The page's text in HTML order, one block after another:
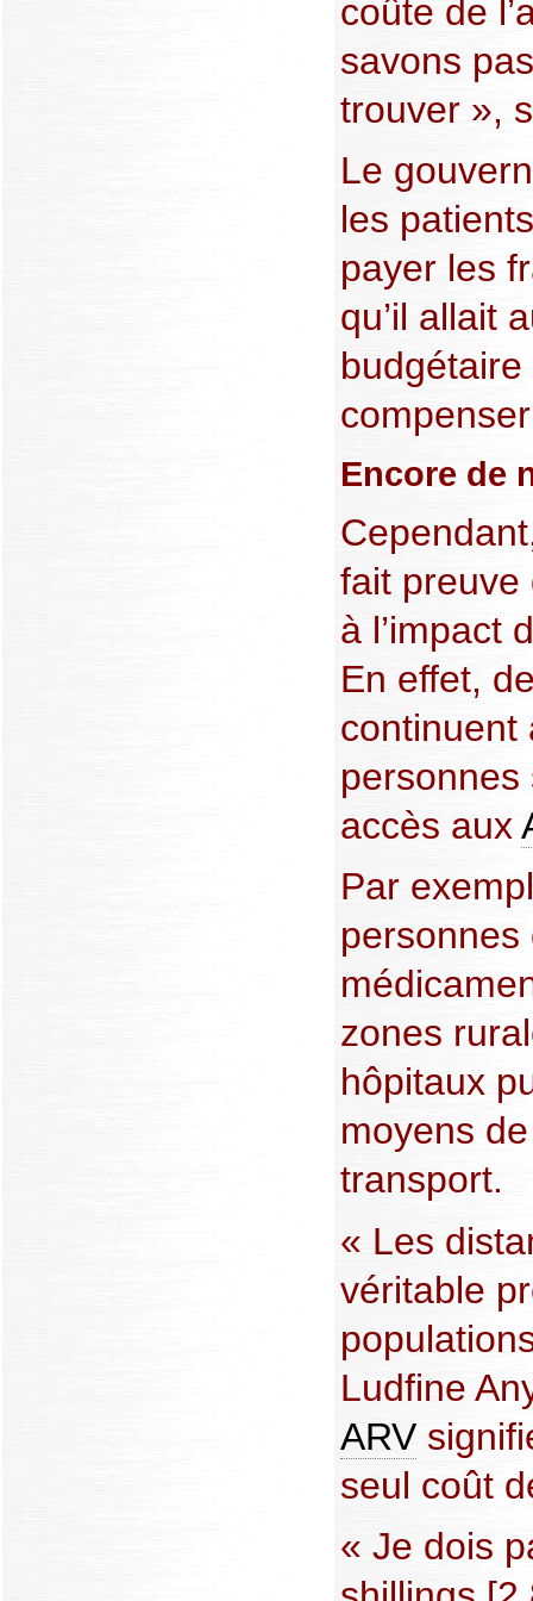
coûte de
savons
trouver »,
Le
les
payer les
qu’il allait
Encore de
fait preuve
à l’impact
En effet,
continuent
personnes
accès aux
Par
zones
hôpitaux
moyens
transport.
« Les
véritable
Ludfine
ARV
seul coût
« Je dois